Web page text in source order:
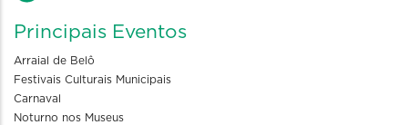
Principais Eventos
Arraial de Belô
Festivais Culturais Municipais
Carnaval
Noturno nos Museus